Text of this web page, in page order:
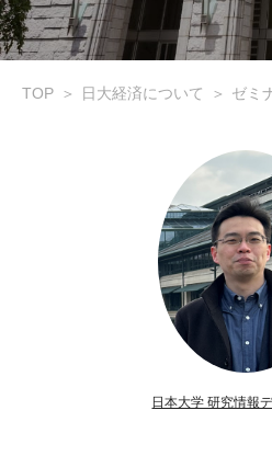
TOP 日大経済について ゼミ
日本大学 研究情報